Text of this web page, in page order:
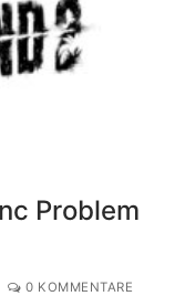
Problem
0 KOMMENTARE